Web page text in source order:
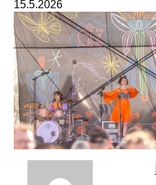
15.5.2026